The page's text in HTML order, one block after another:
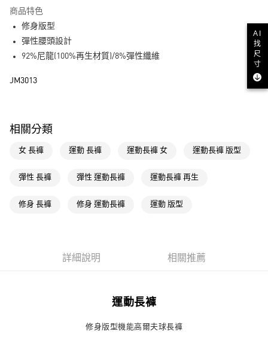
LINE Pay
每筆NT$80，滿NT$1,500(含以上)免運費
付款後全家取貨
每筆NT$80，滿NT$1,500(含以上)免運費
每筆NT$80，滿NT$1,500(含以上)免運費
商品特色
修身版型
彈性腰頭設計
92%尼龍(100%再生材質)/8%彈性纖維
JM3013
相關分類
女 長褲 運動 長褲 運動長褲 女 運動長褲 版型
彈性 長褲 彈性 運動長褲 運動長褲 再生
修身 長褲 修身 運動長褲 運動 版型
詳細說明 相關推薦
運動長褲
修身版型機能高爾夫球長褲
AI
找
尺
寸